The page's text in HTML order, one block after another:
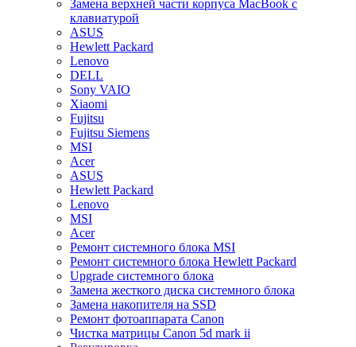
Замена верхней части корпуса MacBook с
клавиатурой
ASUS
Hewlett Packard
Lenovo
DELL
Sony VAIO
Xiaomi
Fujitsu
Fujitsu Siemens
MSI
Acer
ASUS
Hewlett Packard
Lenovo
MSI
Acer
Ремонт системного блока MSI
Ремонт системного блока Hewlett Packard
Upgrade системного блока
Замена жесткого диска системного блока
Замена накопителя на SSD
Ремонт фотоаппарата Canon
Чистка матрицы Canon 5d mark ii